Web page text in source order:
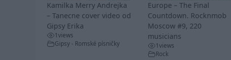
Kamilka Merry Andrejka
– Tanecne cover video od
Gipsy Erika
1views
Gipsy - Romské písničky
Europe – The Final
Countdown. Rocknmob
Moscow #9, 220
musicians
1views
Rock